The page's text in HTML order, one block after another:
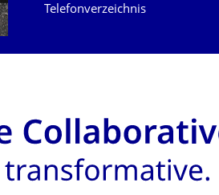
Telefonverzeichnis